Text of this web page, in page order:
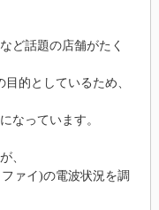
ど話題の店舗がたく
的としているため、
なっています。
、
ァイ)の電波状況を調